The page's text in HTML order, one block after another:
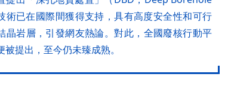
術已在國際間獲得支持，具有高度安全性和可行
晶岩層，引發網友熱論。對此，全國廢核行動平
提出，至今仍未臻成熟。